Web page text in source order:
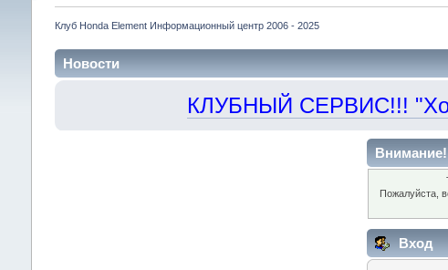
Клуб Honda Element Информационный центр 2006 - 2025
Новости
КЛУБНЫЙ СЕРВИС!!!
Внимание!
Пожалуйста,
Вход